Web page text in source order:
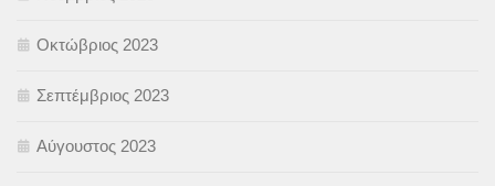
Οκτώβριος 2023
Σεπτέμβριος 2023
Αύγουστος 2023